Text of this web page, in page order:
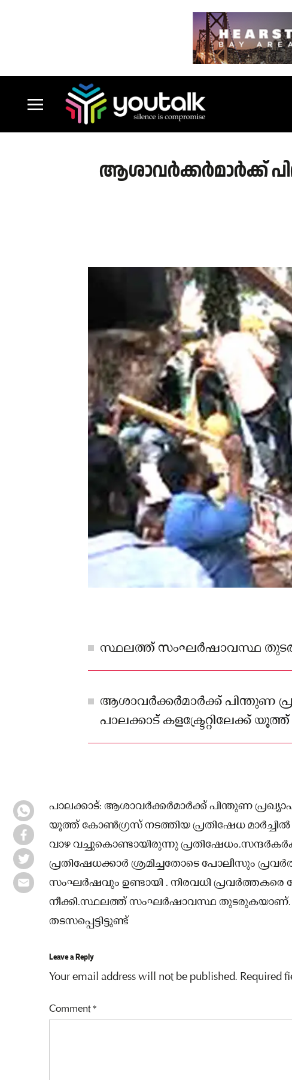
ആശാവർക്കർമാർക്ക്
സ്ഥലത്ത് സംഘർഷാവസ്ഥ
ആശാവർക്കർമാർക്ക് പിന്തുണ
പാലക്കാട് കളക്ട്രേറ്റിലേക്ക്
നടത്തിയ പ്രതിഷേധ മാർച്ചിൽ
പാലക്കാട്: ആശാവർക്കർമാർക്ക് പിന്തുണ
യൂത്ത് കോൺഗ്രസ് നടത്തിയ പ്രതിഷേധ മാർച്ചിൽ
വാഴ വച്ചുകൊണ്ടായിരുന്നു
പ്രതിഷേധക്കാർ ശ്രമിച്ചതോടെ പോലീസും
സംഘർഷവും ഉണ്ടായി . നിരവധി പ്രവർത്തകരെ
നീക്കി.സ്ഥലത്ത് സംഘർഷാവസ്ഥ തുടരുകയാണ്.
തടസപ്പെട്ടിട്ടുണ്ട്
Leave a Reply
Your email address will not be published. Required
Comment*